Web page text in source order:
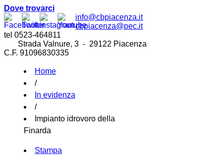
Dove trovarci
info@cbpiacenza.it
cbpiacenza@pec.it
tel 0523-464811
Strada Valnure, 3 - 29122 Piacenza
C.F. 91096830335
Home
/
In evidenza
/
Impianto idrovoro della
Finarda
Stampa